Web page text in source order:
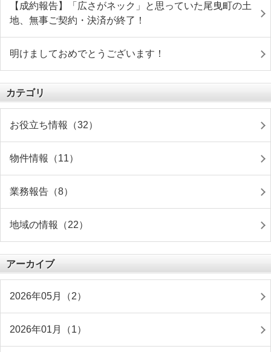
【成約報告】「広さがネック」と思っていた尾曳町の土
地、無事ご契約・決済が終了！
明けましておめでとうございます！
カテゴリ
お役立ち情報（32）
物件情報（11）
業務報告（8）
地域の情報（22）
アーカイブ
2026年05月（2）
2026年01月（1）